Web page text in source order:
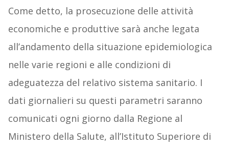
Come detto, la prosecuzione delle attività
economiche e produttive sarà anche legata
all’andamento della situazione epidemiologica
nelle varie regioni e alle condizioni di
adeguatezza del relativo sistema sanitario. I
dati giornalieri su questi parametri saranno
comunicati ogni giorno dalla Regione al
Ministero della Salute, all’Istituto Superiore di